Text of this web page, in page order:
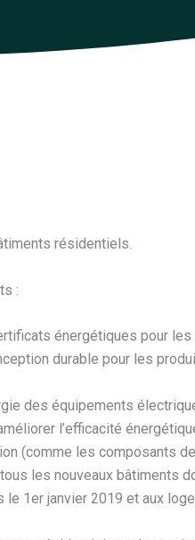
résidentiels.
:
énergétiques pour les
durable pour les
des équipements
l’efficacité
(comme les composants
les nouveaux bâtiments
1er janvier 2019 et aux